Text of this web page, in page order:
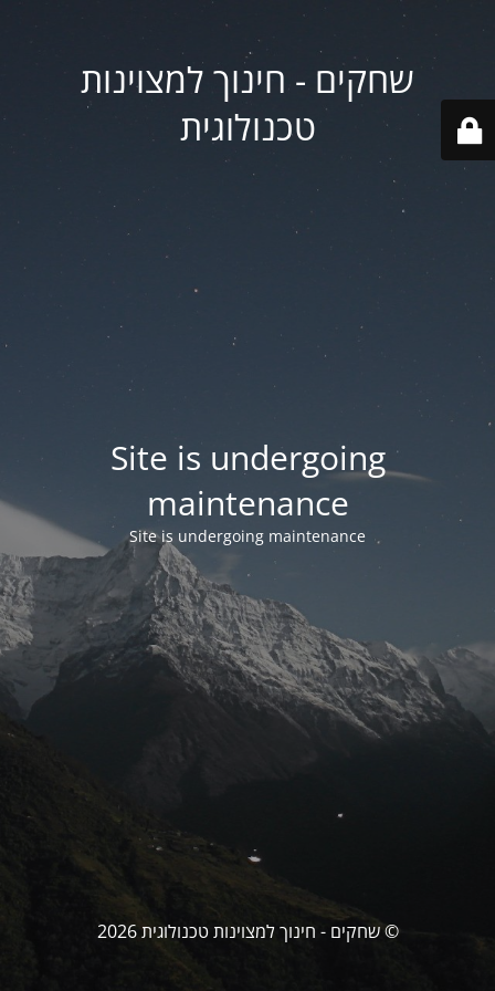
שחקים - חינוך למצוינות
טכנולוגית
Site is undergoing
maintenance
Site is undergoing maintenance
© שחקים - חינוך למצוינות טכנולוגית 2026